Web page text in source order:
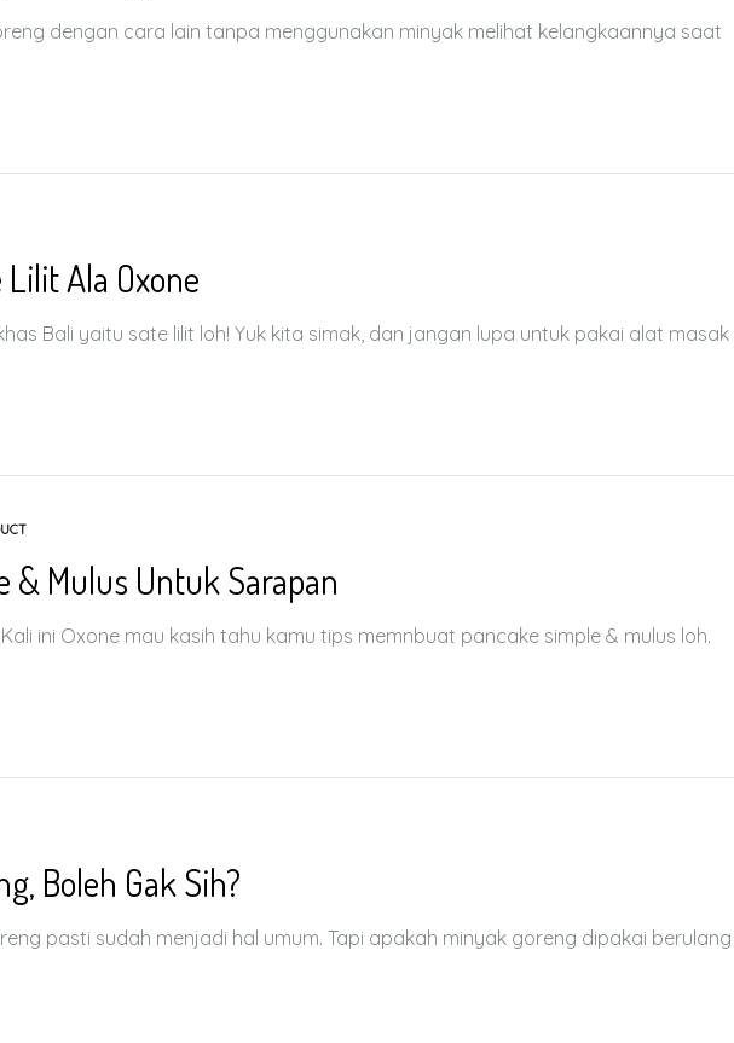
dengan cara lain tanpa menggunakan minyak melihat kelangkaannya saat
Ala Oxone
Bali yaitu sate lilit loh! Yuk kita simak, dan jangan lupa untuk pakai alat masak
& Mulus Untuk Sarapan
ini Oxone mau kasih tahu kamu tips memnbuat pancake simple & mulus loh.
Boleh Gak Sih?
pasti sudah menjadi hal umum. Tapi apakah minyak goreng dipakai berulang